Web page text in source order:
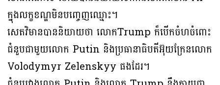
ក្នុងលក្ខខណ្ឌមិនបញ្ចេញឈ្មោះ។
សេតវិមានបាននិយាយថា លោកTrump ក៏បើកចំហចំពោះ
ជំនួបជាមួយលោក Putin និងប្រធានាធិបតីអ៊ុយក្រែនលោក
Volodymyr Zelenskyy ផងដែរ។